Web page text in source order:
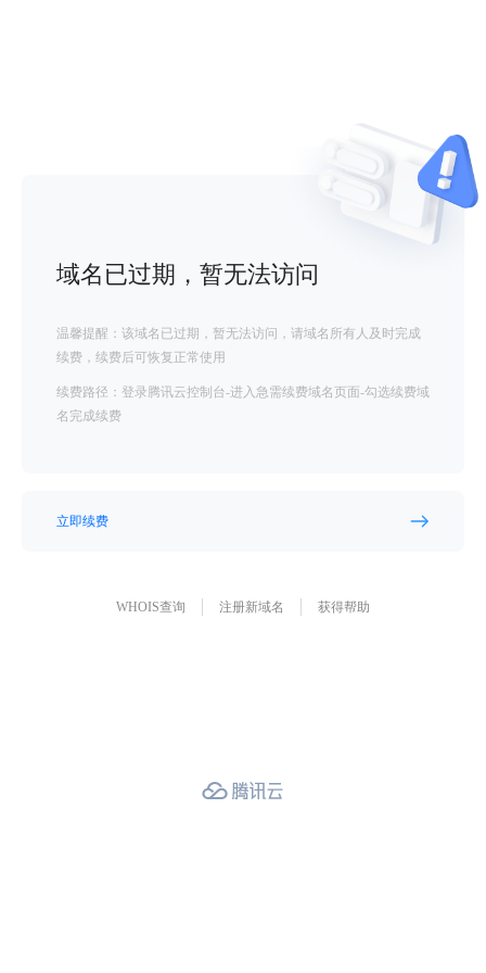
域名已过期，暂无法访问
温馨提醒：该域名已过期，暂无法访问，请域名所有人及时完成
续费，续费后可恢复正常使用
续费路径：登录腾讯云控制台-进入急需续费域名页面-勾选续费域
名完成续费
立即续费
WHOIS查询 注册新域名 获得帮助